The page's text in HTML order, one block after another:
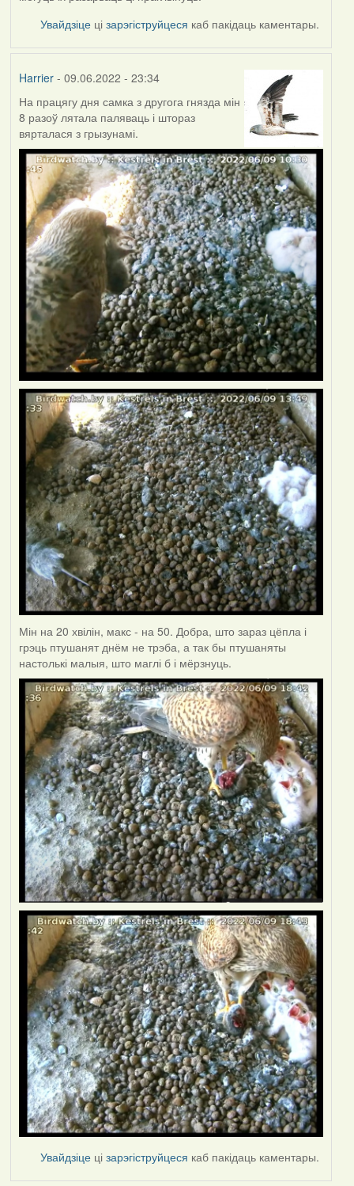
Увайдзіце цізарэгіструйцеся каб пакідаць каментары.
Harrier- 09.06.2022 - 23:34
На працягу дня самка з другога гнязда мін
8 разоў лятала паляваць і штораз
вярталася з грызунамі.
Мін на 20 хвілін, макс - на 50. Добра, што зараз цёпла і
грэць птушанят днём не трэба, а так бы птушаняты
настолькі малыя, што маглі б і мёрзнуць.
Увайдзіце цізарэгіструйцеся каб пакідаць каментары.